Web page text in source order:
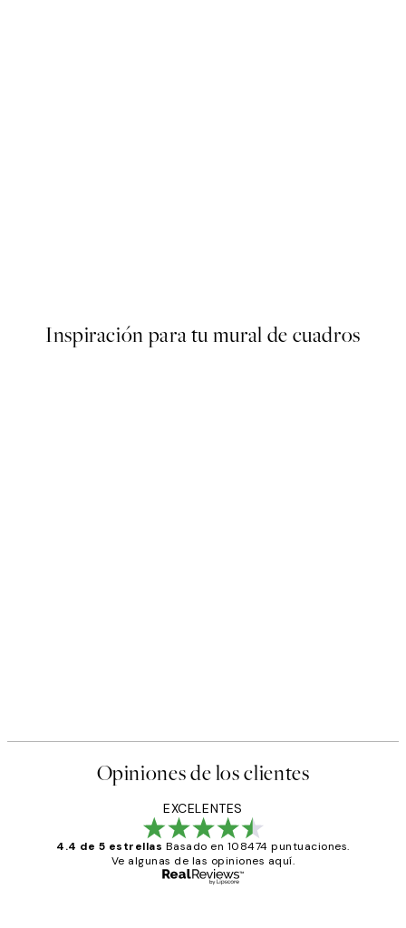
Inspiración para tu mural de cuadros
Opiniones de los clientes
EXCELENTES
4.4 de 5 estrellas Basado en 108474 puntuaciones.
Ve algunas de las opiniones aquí.